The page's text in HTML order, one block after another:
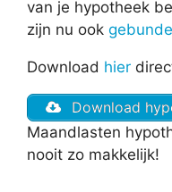
van je hypotheek
zijn nu ook
Download hier
Download
Maandlasten
nooit zo makkelijk!